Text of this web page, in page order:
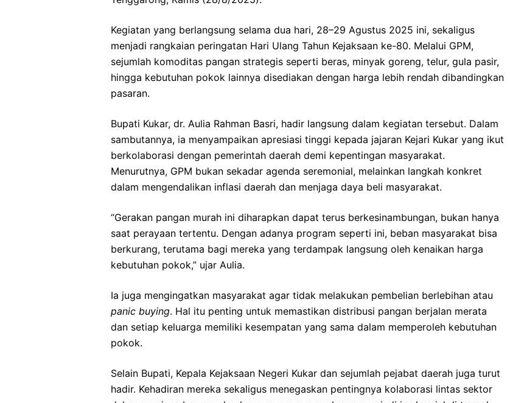
Kegiatan yang berlangsung selama dua hari, 28–29 Agustus 2025 ini, sekaligus
menjadi rangkaian peringatan Hari Ulang Tahun Kejaksaan ke-80. Melalui GPM,
sejumlah komoditas pangan strategis seperti beras, minyak goreng, telur, gula pasir,
hingga kebutuhan pokok lainnya disediakan dengan harga lebih rendah dibandingkan
pasaran.
Bupati Kukar, dr. Aulia Rahman Basri, hadir langsung dalam kegiatan tersebut. Dalam
sambutannya, ia menyampaikan apresiasi tinggi kepada jajaran Kejari Kukar yang ikut
berkolaborasi dengan pemerintah daerah demi kepentingan masyarakat.
Menurutnya, GPM bukan sekadar agenda seremonial, melainkan langkah konkret
dalam mengendalikan inflasi daerah dan menjaga daya beli masyarakat.
“Gerakan pangan murah ini diharapkan dapat terus berkesinambungan, bukan hanya
saat perayaan tertentu. Dengan adanya program seperti ini, beban masyarakat bisa
berkurang, terutama bagi mereka yang terdampak langsung oleh kenaikan harga
kebutuhan pokok,” ujar Aulia.
Ia juga mengingatkan masyarakat agar tidak melakukan pembelian berlebihan atau
panic buying. Hal itu penting untuk memastikan distribusi pangan berjalan merata
dan setiap keluarga memiliki kesempatan yang sama dalam memperoleh kebutuhan
pokok.
Selain Bupati, Kepala Kejaksaan Negeri Kukar dan sejumlah pejabat daerah juga turut
hadir. Kehadiran mereka sekaligus menegaskan pentingnya kolaborasi lintas sektor